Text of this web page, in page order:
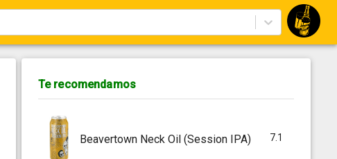
Te recomendamos
Beavertown Neck Oil (Session IPA) 7.1